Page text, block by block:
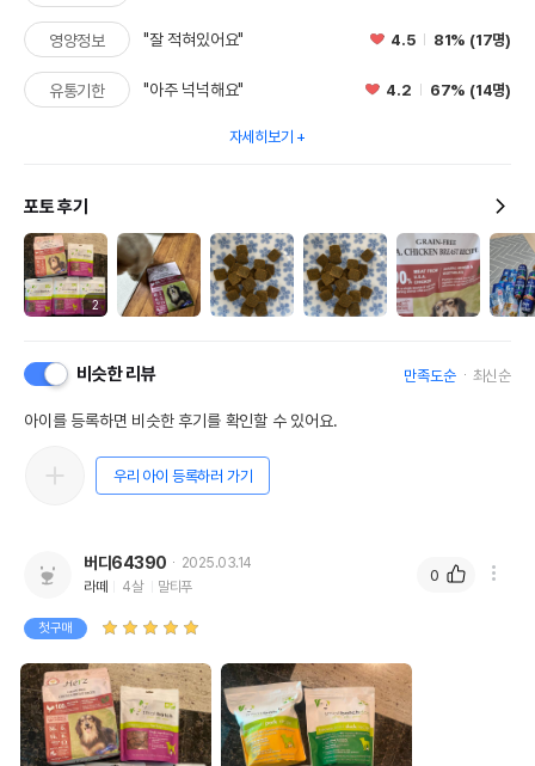
영양정보 "잘 적혀있어요" 4.5 81% (17명)
유통기한 "아주 넉넉해요" 4.2 67% (14명)
자세히보기
포토 후기
2
비슷한 리뷰 만족도순 최신순
아이를 등록하면 비슷한 후기를 확인할 수 있어요.
우리 아이 등록하러 가기
버디64390
2025.03.14
라떼
4살 말티푸
첫구매
0